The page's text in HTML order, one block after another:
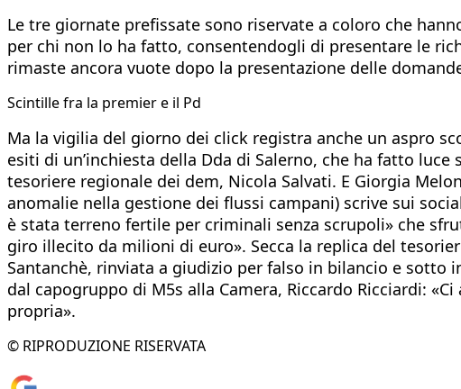
Le tre giornate prefissate sono riservate a coloro che
per chi non lo ha fatto, consentendogli di presentare le
rimaste ancora vuote dopo la presentazione delle
Scintille fra la premier e il Pd
Ma la vigilia del giorno dei click registra anche un aspro
esiti di un’inchiesta della Dda di Salerno, che ha fatto
tesoriere regionale dei dem, Nicola Salvati. E Giorgia
anomalie nella gestione dei flussi campani) scrive sui
è stata terreno fertile per criminali senza scrupoli» che
giro illecito da milioni di euro». Secca la replica del
Santanchè, rinviata a giudizio per falso in bilancio e sotto
dal capogruppo di M5s alla Camera, Riccardo Ricciardi:
propria».
© RIPRODUZIONE RISERVATA